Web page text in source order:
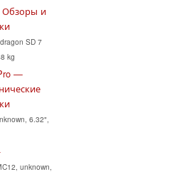
Обзоры и
SD 7
kg
—
6.32",
unknown,